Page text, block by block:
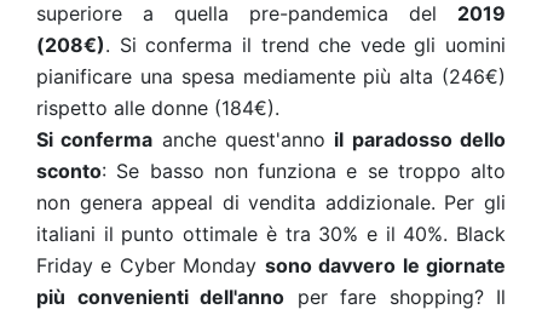
superiore a quella pre-pandemica del 2019
(208€). Si conferma il trend che vede gli uomini
pianificare una spesa mediamente più alta (246€)
rispetto alle donne (184€).
Si conferma anche quest'anno il paradosso dello
sconto: Se basso non funziona e se troppo alto
non genera appeal di vendita addizionale. Per gli
italiani il punto ottimale è tra 30% e il 40%. Black
Friday e Cyber Monday sono davvero le giornate
più convenienti dell'anno per fare shopping? Il